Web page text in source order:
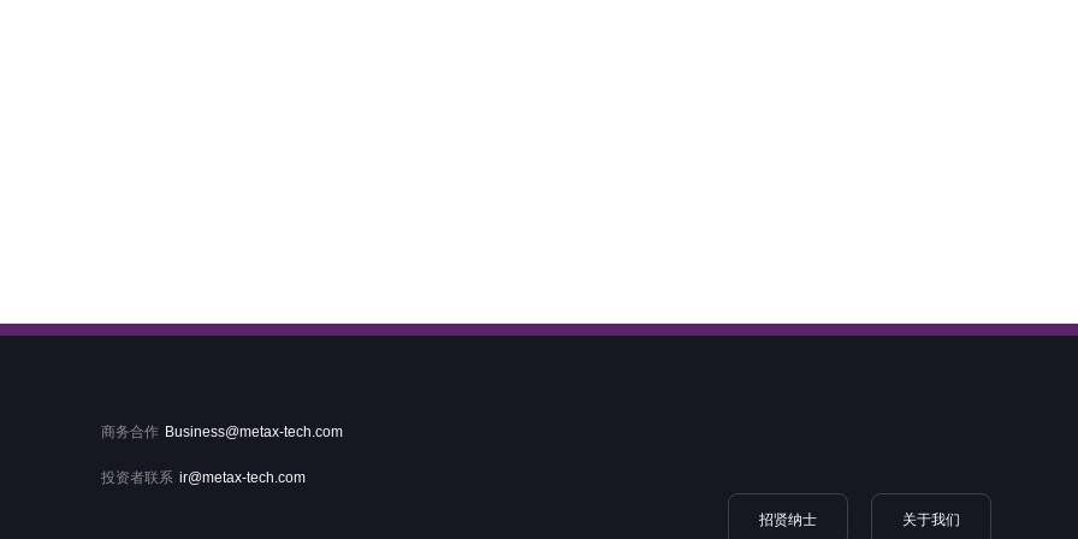
商务合作 Business@metax-tech.com
投资者联系 ir@metax-tech.com
招贤纳士 关于我们